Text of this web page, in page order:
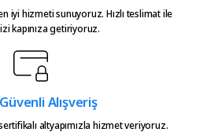
iyi hizmeti sunuyoruz. Hızlı teslimat ile
kapınıza getiriyoruz.
Alışveriş
altyapımızla hizmet veriyoruz.